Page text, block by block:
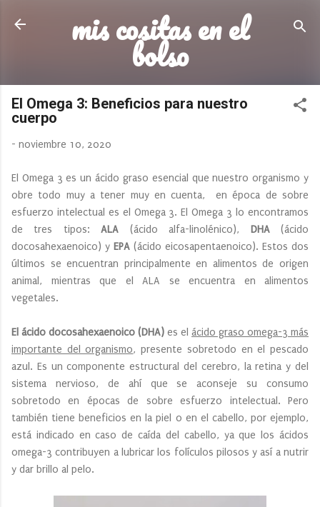
Ir al contenido principal
mis cositas en el
bolso
El Omega 3: Beneficios para nuestro
cuerpo
- noviembre 10, 2020
El Omega 3 es un ácido graso esencial que nuestro organismo y
obre todo muy a tener muy en cuenta, en época de sobre
esfuerzo intelectual es el Omega 3. El Omega 3 lo encontramos
de tres tipos:ALA (ácido alfa-linolénico), DHA(ácido
docosahexaenoico) y EPA (ácido eicosapentaenoico). Estos dos
últimos se encuentran principalmente en alimentos de origen
animal, mientras que el ALA se encuentra en alimentos
vegetales.
El ácido docosahexaenoico (DHA) es el ácido graso omega-3 más
importante del organismo, presente sobretodo en el pescado
azul. Es un componente estructural del cerebro, la retina y del
sistema nervioso, de ahí que se aconseje su consumo
sobretodo en épocas de sobre esfuerzo intelectual. Pero
también tiene beneficios en la piel o en el cabello, por ejemplo,
está indicado en caso de caída del cabello, ya que los ácidos
omega-3 contribuyen a lubricar los folículos pilosos y así a nutrir
y dar brillo al pelo.